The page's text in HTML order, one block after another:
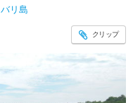
バリ島
クリップ